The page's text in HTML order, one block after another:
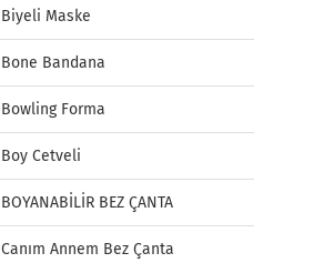
Biyeli Maske
Bone Bandana
Bowling Forma
Boy Cetveli
BOYANABİLİR BEZ ÇANTA
Canım Annem Bez Çanta